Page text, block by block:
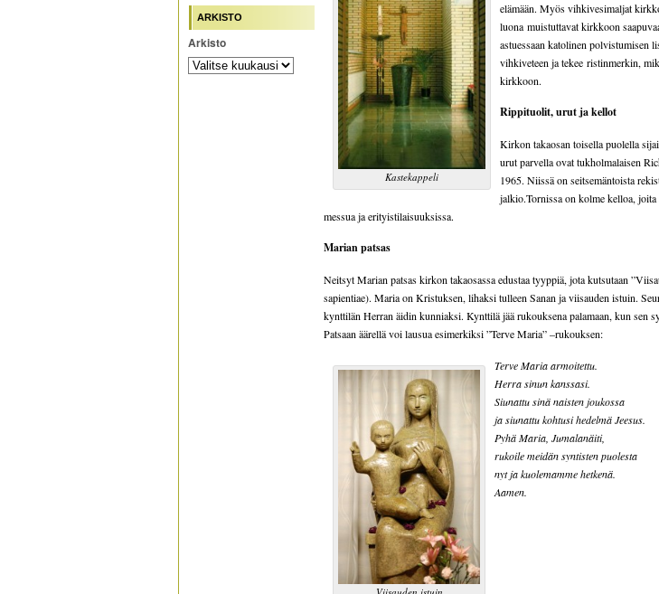
ARKISTO
Arkisto
Kastekappeli
elämään. Myös vihkivesimaljat
luona muistuttavat kirkkoon
astuessaan katolinen polvistumisen
vihkiveteen ja tekee ristinmerkin,
kirkkoon.
Rippituolit, urut ja kellot
Kirkon takaosan toisella puolella
urut parvella ovat tukholmalaisen
1965. Niissä on seitsemäntoista
jalkio.Tornissa on kolme kelloa, joita
messua ja erityistilaisuuksissa.
Marian patsas
Neitsyt Marian patsas kirkon takaosassa edustaa tyyppiä, jota kutsutaan
sapientiae). Maria on Kristuksen, lihaksi tulleen Sanan ja viisauden istuin.
kynttilän Herran äidin kunniaksi. Kynttilä jää rukouksena palamaan, kun sen
Patsaan äärellä voi lausua esimerkiksi ”Terve Maria” –rukouksen:
Terve Maria armoitettu.
Herra sinun kanssasi.
Siunattu sinä naisten joukossa
ja siunattu kohtusi hedelmä Jeesus.
Pyhä Maria, Jumalanäiti,
rukoile meidän syntisten puolesta
nyt ja kuolemamme hetkenä.
Aamen.